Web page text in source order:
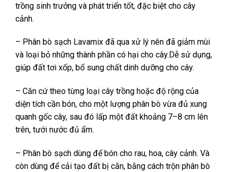
trồng sinh trưởng và phát triển tốt, đặc biệt cho cây
cảnh.
– Phân bò sạch Lavamix đã qua xử lý nên đã giảm mùi
và loại bỏ những thành phần có hại cho cây.Dễ sử dụng,
giúp đất tơi xốp, bổ sung chất dinh dưỡng cho cây.
– Căn cứ theo từng loại cây trồng hoặc độ rộng của
diện tích cần bón, cho một lượng phân bò vừa đủ xung
quanh gốc cây, sau đó lấp một đất khoảng 7–8 cm lên
trên, tưới nước đủ ẩm.
– Phân bò sạch dùng để bón cho rau, hoa, cây cảnh. Và
còn dùng để cải tạo đất bị cằn, bằng cách trộn phân bò